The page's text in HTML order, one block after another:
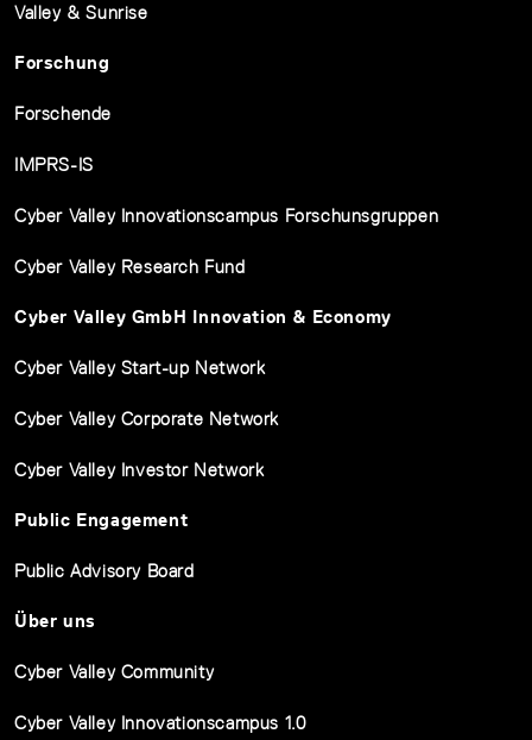
Valley & Sunrise
Forschung
Forschende
IMPRS-IS
Cyber Valley Innovationscampus Forschunsgruppen
Cyber Valley Research Fund
Cyber Valley GmbH Innovation & Economy
Cyber Valley Start-up Network
Cyber Valley Corporate Network
Cyber Valley Investor Network
Public Engagement
Public Advisory Board
Über uns
Cyber Valley Community
Cyber Valley Innovationscampus 1.0